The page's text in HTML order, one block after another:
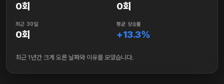
0회 0회
최근 30일
0회
평균 상승률
+13.3%
최근 1년간 크게 오른 날짜와 이유를 모았습니다.